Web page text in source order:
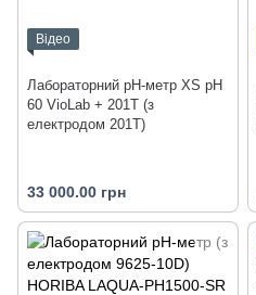
Відео
Лабораторний pH-метр XS pH
60 VioLab + 201T (з
електродом 201T)
33 000.00 грн